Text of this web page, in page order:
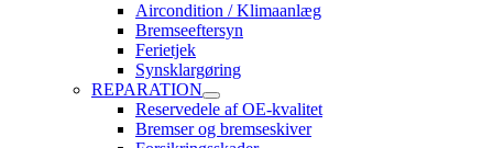
Aircondition / Klimaanlæg
Bremseeftersyn
Ferietjek
Synsklargøring
REPARATION
Reservedele af OE-kvalitet
Bremser og bremseskiver